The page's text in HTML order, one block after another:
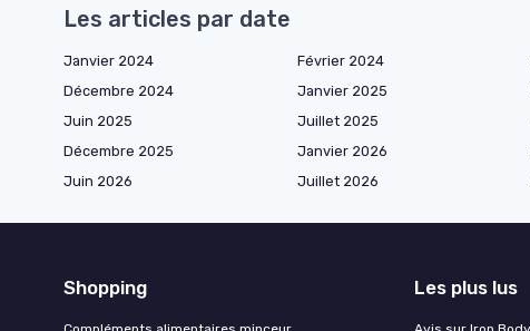
Les articles par date
Janvier 2024 Février 2024
Décembre 2024
Janvier 2025
Juin 2025
Juillet 2025
Décembre 2025
Janvier 2026
Juin 2026
Juillet 2026
Shopping Les plus lus